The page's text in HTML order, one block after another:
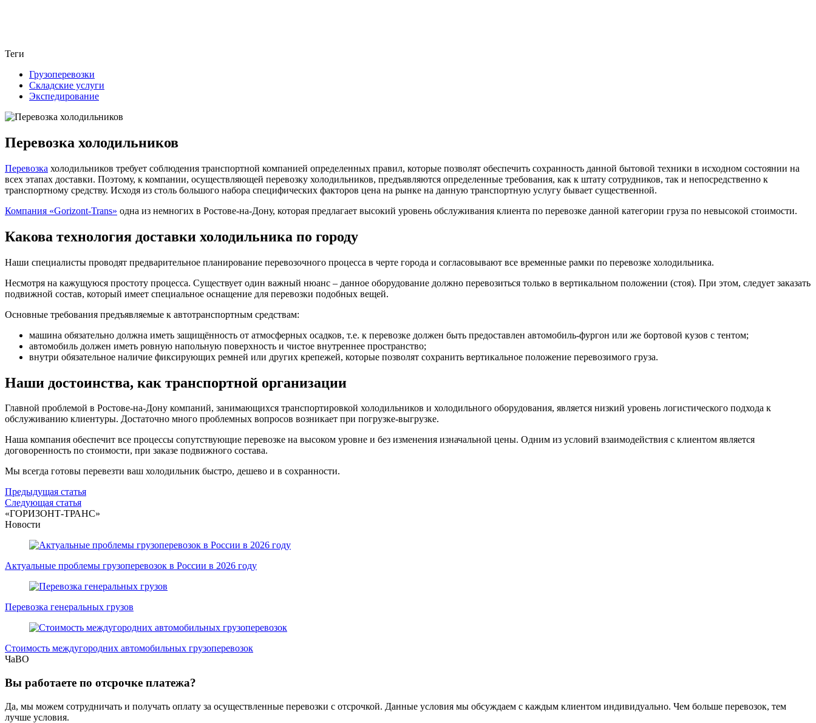
Теги
Грузоперевозки
Складские услуги
Экспедирование
Перевозка холодильников
Перевозка холодильников требует соблюдения транспортной компанией определенных правил, которые позволят обеспечить сохранность данной бытовой техники в исходном состоянии на
всех этапах доставки. Поэтому, к компании, осуществляющей перевозку холодильников, предъявляются определенные требования, как к штату сотрудников, так и непосредственно к
транспортному средству. Исходя из столь большого набора специфических факторов цена на рынке на данную транспортную услугу бывает существенной.
Компания «Gorizont-Trans» одна из немногих в Ростове-на-Дону, которая предлагает высокий уровень обслуживания клиента по перевозке данной категории груза по невысокой стоимости.
Какова технология доставки холодильника по городу
Наши специалисты проводят предварительное планирование перевозочного процесса в черте города и согласовывают все временные рамки по перевозке холодильника.
Несмотря на кажущуюся простоту процесса. Существует один важный нюанс – данное оборудование должно перевозиться только в вертикальном положении (стоя). При этом, следует заказать
подвижной состав, который имеет специальное оснащение для перевозки подобных вещей.
Основные требования предъявляемые к автотранспортным средствам:
машина обязательно должна иметь защищённость от атмосферных осадков, т.е. к перевозке должен быть предоставлен автомобиль-фургон или же бортовой кузов с тентом;
автомобиль должен иметь ровную напольную поверхность и чистое внутреннее пространство;
внутри обязательное наличие фиксирующих ремней или других крепежей, которые позволят сохранить вертикальное положение перевозимого груза.
Наши достоинства, как транспортной организации
Главной проблемой в Ростове-на-Дону компаний, занимающихся транспортировкой холодильников и холодильного оборудования, является низкий уровень логистического подхода к
обслуживанию клиентуры. Достаточно много проблемных вопросов возникает при погрузке-выгрузке.
Наша компания обеспечит все процессы сопутствующие перевозке на высоком уровне и без изменения изначальной цены. Одним из условий взаимодействия с клиентом является
договоренность по стоимости, при заказе подвижного состава.
Мы всегда готовы перевезти ваш холодильник быстро, дешево и в сохранности.
Навигация
по
записям
Предыдущая статья
Следующая статья
«ГОРИЗОНТ-ТРАНС»
Новости
Актуальные проблемы грузоперевозок в России в 2026 году
Перевозка генеральных грузов
Стоимость междугородних автомобильных грузоперевозок
ЧаВО
Вы работаете по отсрочке платежа?
Да, мы можем сотрудничать и получать оплату за осуществленные перевозки с отсрочкой. Данные условия мы обсуждаем с каждым клиентом индивидуально. Чем больше перевозок, тем
лучше условия.